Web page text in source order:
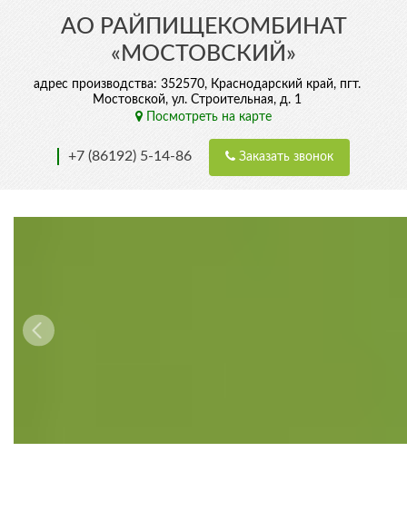
АО РАЙПИЩЕКОМБИНАТ
«МОСТОВСКИЙ»
адрес производства: 352570, Краснодарский край, пгт.
Мостовской, ул. Строительная, д. 1
Посмотреть на карте
+7 (86192) 5-14-86 Заказать звонок